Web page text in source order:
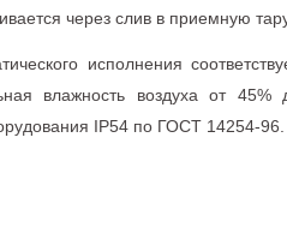
через слив в приемную тару
исполнения
влажность воздуха от
IP54 по ГОСТ 14254-96.